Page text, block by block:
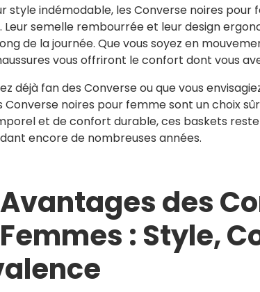
style indémodable, les Converse noires
Leur semelle rembourrée et leur design
de la journée. Que vous soyez en
vous offriront le confort dont vous
déjà fan des Converse ou que vous
Converse noires pour femme sont un choix
et de confort durable, ces baskets
encore de nombreuses années.
des
: Style,